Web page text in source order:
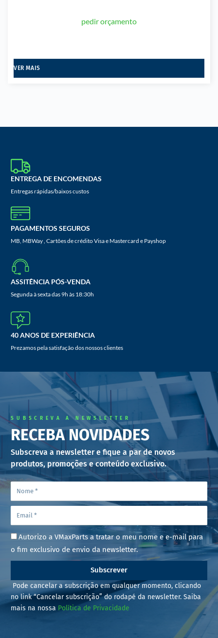
pedir orçamento
VER MAIS
ENTREGA DE ENCOMENDAS
Entregas rápidas/baixos custos
PAGAMENTOS SEGUROS
MB, MBWay , Cartões de crédito Visa e Mastercard e Payshop
ASSITÊNCIA PÓS-VENDA
Segunda à sexta das 9h às 18:30h
40 ANOS DE EXPERIÊNCIA
Prezamos pela satisfação dos nossos clientes
SUBSCREVA A NEWSLETTER
RECEBA NOVIDADES
Subscreva a newsletter e fique a par de novos
produtos, promoções e conteúdo exclusivo.
Autorizo a VMaxParts a tratar o meu nome e e-mail para
o fim exclusivo de envio da newsletter.
Subscrever
Pode cancelar a subscrição em qualquer momento, clicando
no link “Cancelar subscrição” do rodapé da newsletter. Saiba
mais na nossa Política de Privacidade